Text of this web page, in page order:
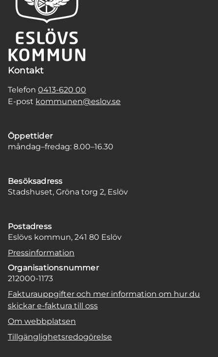
Kontakt
Telefon 0413-620 00
E-post kommunen@eslov.se
Öppettider
måndag–fredag: 8.00–16.30
Besöksadress
Stadshuset, Gröna torg 2, Eslöv
Postadress
Eslövs kommun, 241 80 Eslöv
Pressinformation
Organisationsnummer
212000-1173
Fakturauppgifter och mer information om hur du
skickar e-faktura till oss
Om webbplatsen
Tillgänglighetsredogörelse